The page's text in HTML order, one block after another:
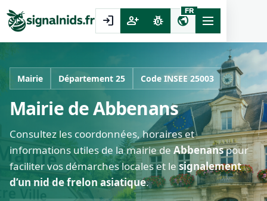
login person_add pest_control public
FR
Mairie Département 25 Code INSEE 25003
Mairie de Abbenans
Consultez les coordonnées, horaires et
informations utiles de la mairie deAbbenanspour
faciliter vos démarches locales et le signalement
d’un nid de frelon asiatique.